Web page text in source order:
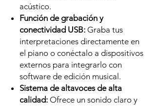
acústico.
Función de grabación y
conectividad USB: Graba tus
interpretaciones directamente en
el piano o conéctalo a dispositivos
externos para integrarlo con
software de edición musical.
Sistema de altavoces de alta
calidad: Ofrece un sonido claro y